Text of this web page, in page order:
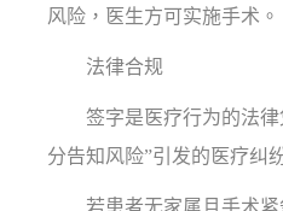
风险，医生方可实施手术。
法律合规
签字是医疗行为的法律
分告知风险”引发的医疗纠
若患者无家属且手术紧